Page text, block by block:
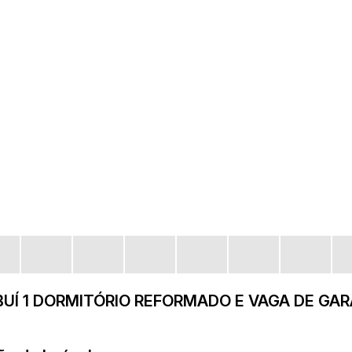
1 DORMITÓRIO REFORMADO E VAGA DE